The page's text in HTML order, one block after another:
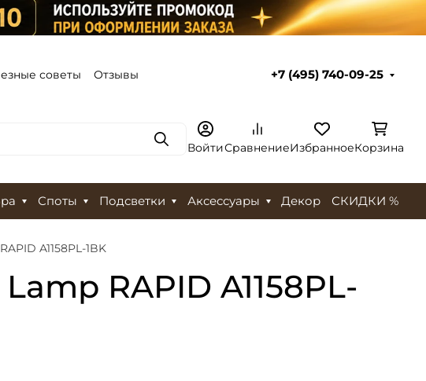
советы Отзывы +7 (495) 740-09-25
ПоискВойтиСравнениеИзбранноеКорзина
Споты Подсветки Аксессуары Декор СКИДКИ %
A1158PL-1BK
RAPID A1158PL-